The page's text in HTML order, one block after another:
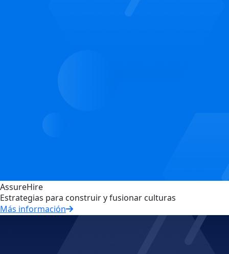
AssureHire
Estrategias para construir y fusionar culturas
Más información